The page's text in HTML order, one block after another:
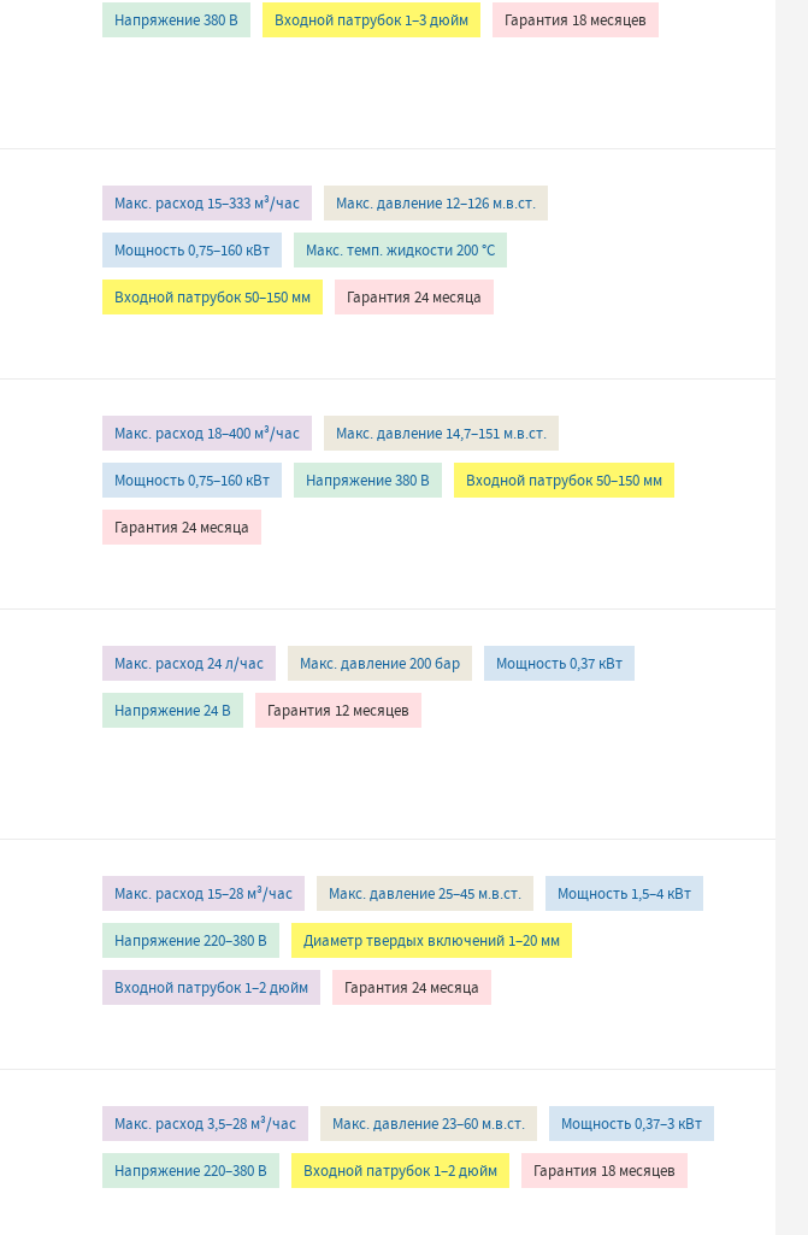
Напряжение 380 В Входной патрубок 1–3 дюйм Гарантия 18 месяцев
Макс. расход 15–333 м³/час Макс. давление 12–126 м.в.ст.
Мощность 0,75–160 кВт Макс. темп. жидкости 200 °C
Входной патрубок 50–150 мм Гарантия 24 месяца
Макс. расход 18–400 м³/час Макс. давление 14,7–151 м.в.ст.
Мощность 0,75–160 кВт Напряжение 380 В Входной патрубок 50–150 мм
Гарантия 24 месяца
Макс. расход 24 л/час Макс. давление 200 бар Мощность 0,37 кВт
Напряжение 24 В Гарантия 12 месяцев
Макс. расход 15–28 м³/час Макс. давление 25–45 м.в.ст. Мощность 1,5–4 кВт
Напряжение 220–380 В Диаметр твердых включений 1–20 мм
Входной патрубок 1–2 дюйм Гарантия 24 месяца
Макс. расход 3,5–28 м³/час Макс. давление 23–60 м.в.ст. Мощность 0,37–3 кВт
Напряжение 220–380 В Входной патрубок 1–2 дюйм Гарантия 18 месяцев